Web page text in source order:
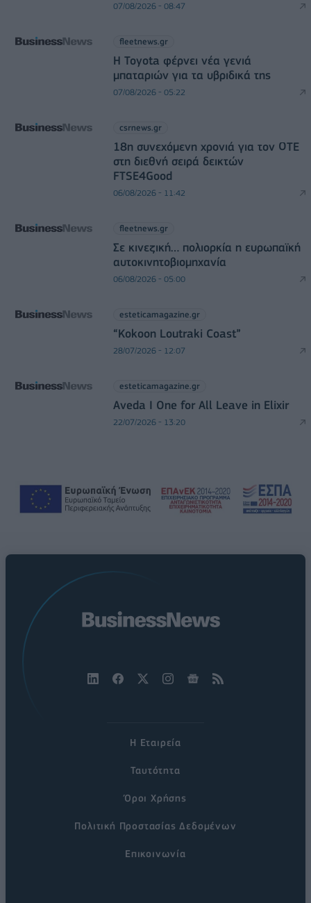
07/08/2026 - 08:47
fleetnews.gr
Η Toyota φέρνει νέα γενιά
μπαταριών για τα υβριδικά της
07/08/2026 - 05:22
csrnews.gr
18η συνεχόμενη χρονιά για τον ΟΤΕ
στη διεθνή σειρά δεικτών
FTSE4Good
06/08/2026 - 11:42
fleetnews.gr
Σε κινεζική… πολιορκία η ευρωπαϊκή
αυτοκινητοβιομηχανία
06/08/2026 - 05:00
esteticamagazine.gr
“Kokoon Loutraki Coast”
28/07/2026 - 12:07
esteticamagazine.gr
Aveda I One for All Leave in Elixir
22/07/2026 - 13:20
Η Εταιρεία
Ταυτότητα
Όροι Χρήσης
Πολιτική Προστασίας Δεδομένων
Επικοινωνία